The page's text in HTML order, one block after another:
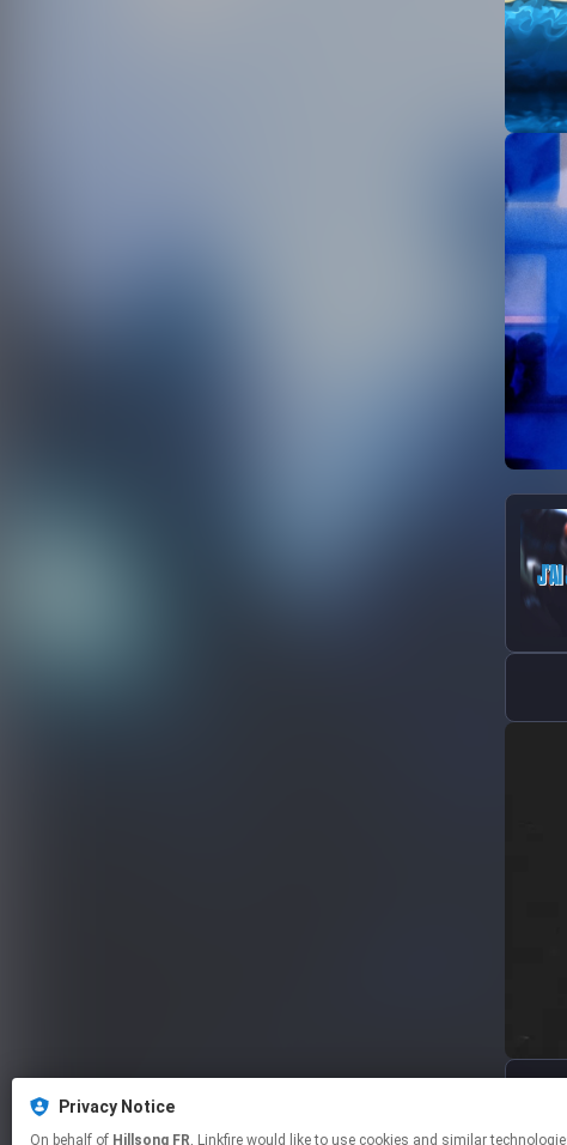
Privacy Notice
On behalf of Hillsong FR, Linkfire would like to use cookies and similar technologies to personalize your experiences on our sites and to advertise on other sites. For more information and additional choices click manage permissions